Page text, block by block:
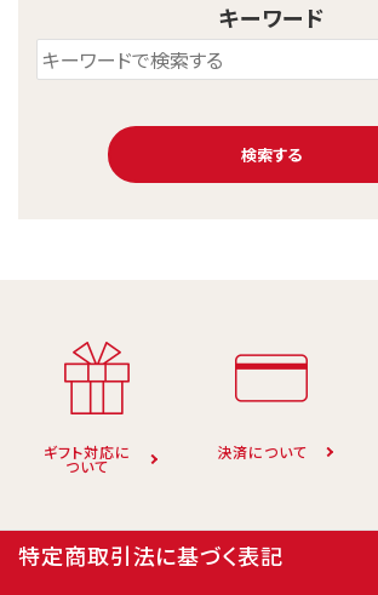
キーワード
検索する
ギフト対応に
ついて
決済について
特定商取引法に基づく表記